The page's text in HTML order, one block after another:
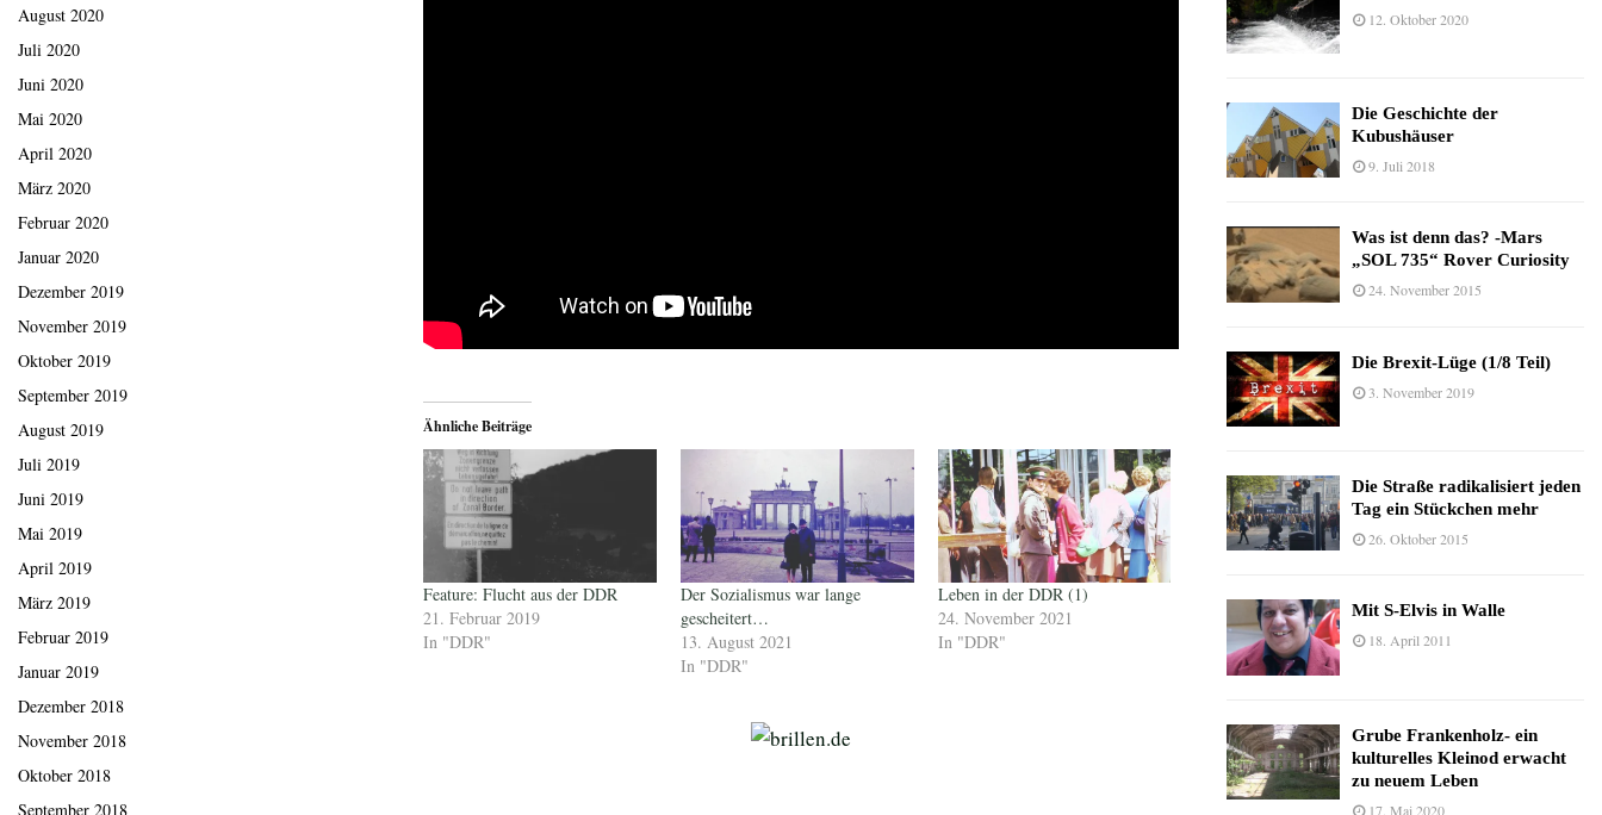
Ähnliche Beiträge
Feature: Flucht aus der DDR
21. Februar 2019
In "DDR"
Der Sozialismus war lange
gescheitert…
13. August 2021
In "DDR"
Leben in der DDR (1)
24. November 2021
In "DDR"
August 2020
Juli 2020
Juni 2020
Mai 2020
April 2020
März 2020
Februar 2020
Januar 2020
Dezember 2019
November 2019
Oktober 2019
September 2019
August 2019
Juli 2019
Juni 2019
Mai 2019
April 2019
März 2019
Februar 2019
Januar 2019
Dezember 2018
November 2018
Oktober 2018
September 2018
12. Oktober 2020
Die Geschichte der
Kubushäuser
9. Juli 2018
Was ist denn das? -Mars
„SOL 735“ Rover Curiosity
24. November 2015
Die Brexit-Lüge (1/8 Teil)
3. November 2019
Die Straße radikalisiert jeden
Tag ein Stückchen mehr
26. Oktober 2015
Mit S-Elvis in Walle
18. April 2011
Grube Frankenholz- ein
kulturelles Kleinod erwacht
zu neuem Leben
17. Mai 2020